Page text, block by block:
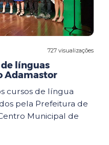
727 visualizações
línguas
Adamastor
cursos de língua
pela Prefeitura de
Municipal de